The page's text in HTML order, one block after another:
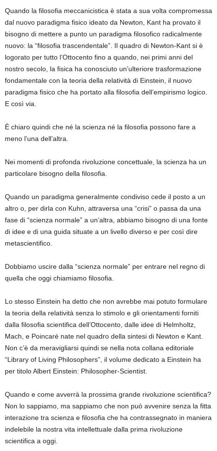
Quando la filosofia meccanicistica è stata a sua volta compromessa
dal nuovo paradigma fisico ideato da Newton, Kant ha provato il
bisogno di mettere a punto un paradigma filosofico radicalmente
nuovo: la “filosofia trascendentale”. Il quadro di Newton-Kant si è
logorato per tutto l’Ottocento fino a quando, nei primi anni del
nostro secolo, la fisica ha conosciuto un’ulteriore trasformazione
fondamentale con la teoria della relatività di Einstein, il nuovo
paradigma fisico che ha portato alla filosofia dell’empirismo logico.
E così via.
È chiaro quindi che né la scienza né la filosofia possono fare a
meno l’una dell’altra.
Nei momenti di profonda rivoluzione concettuale, la scienza ha un
particolare bisogno della filosofia.
Quando un paradigma generalmente condiviso cede il posto a un
altro o, per dirla con Kuhn, attraversa una “crisi” o passa da una
fase di “scienza normale” a un’altra, abbiamo bisogno di una fonte
di idee e di una guida situate a un livello diverso e per così dire
metascientifico.
Dobbiamo uscire dalla “scienza normale” per entrare nel regno di
quella che oggi chiamiamo filosofia.
Lo stesso Einstein ha detto che non avrebbe mai potuto formulare
la teoria della relatività senza lo stimolo e gli orientamenti forniti
dalla filosofia scientifica dell’Ottocento, dalle idee di Helmholtz,
Mach, e Poincaré nate nel quadro della sintesi di Newton e Kant.
Non c’è da meravigliarsi quindi se nella nota collana editoriale
“Library of Living Philosophers”, il volume dedicato a Einstein ha
per titolo Albert Einstein: Philosopher-Scientist.
Quando e come avverrà la prossima grande rivoluzione scientifica?
Non lo sappiamo, ma sappiamo che non può avvenire senza la fitta
interazione tra scienza e filosofia che ha contrassegnato in maniera
indelebile la nostra vita intellettuale dalla prima rivoluzione
scientifica a oggi.